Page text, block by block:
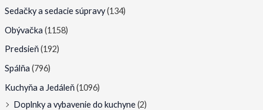
Sedačky a sedacie súpravy(134)
Obývačka (1158)
Predsieň(192)
Spálňa (796)
Kuchyňa a Jedáleň(1096)
Doplnky a vybavenie do kuchyne(2)